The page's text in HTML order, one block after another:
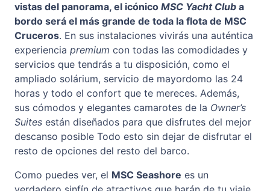
vistas del panorama, el icónico MSC Yacht Club a
bordo será el más grande de toda la flota de MSC
Cruceros. En sus instalaciones vivirás una auténtica
experiencia premium con todas las comodidades y
servicios que tendrás a tu disposición, como el
ampliado solárium, servicio de mayordomo las 24
horas y todo el confort que te mereces. Además,
sus cómodos y elegantes camarotes de la Owner’s
Suites están diseñados para que disfrutes del mejor
descanso posible Todo esto sin dejar de disfrutar el
resto de opciones del resto del barco.
Como puedes ver, el MSC Seashore es un